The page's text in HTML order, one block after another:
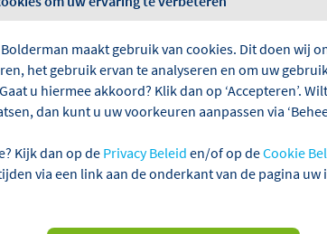
Aanbetalen niet verplicht Laagste
6 reizen gevonden
maakt gebruik van cookies. Dit doen wij
het gebruik ervan te analyseren en om uw
u hiermee akkoord? Klik dan op ‘Accepteren’.
dan kunt u uw voorkeuren aanpassen via
Kijk dan op de Privacy Beleid en/of op deCookie
via een link aan de onderkant van de pagina